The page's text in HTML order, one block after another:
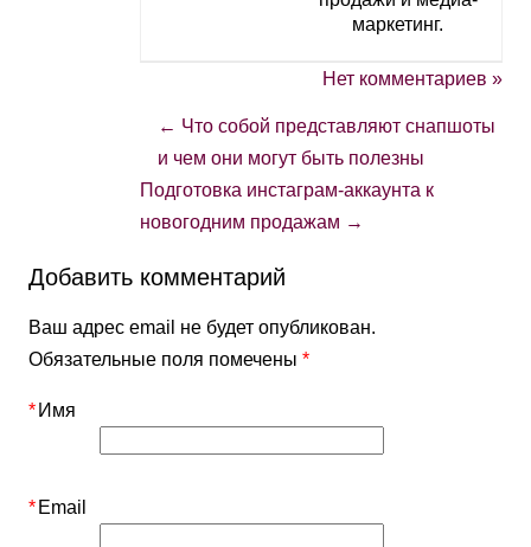
маркетинг.
Нет комментариев »
← Что собой представляют снапшоты
и чем они могут быть полезны
Подготовка инстаграм-аккаунта к
новогодним продажам →
Добавить комментарий
Ваш адрес email не будет опубликован.
Обязательные поля помечены*
Имя
*
Email
*